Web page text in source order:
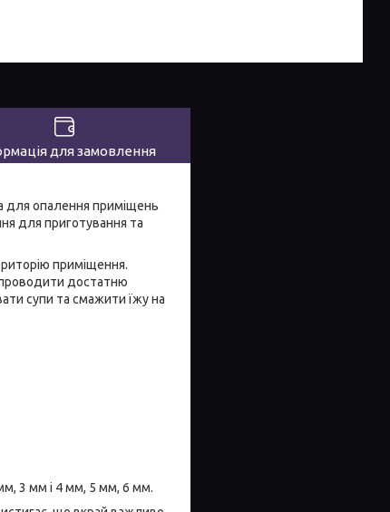
для замовлення
для опалення приміщень
для приготування та
приміщення.
достатню
супи та смажити їжу на
3 мм і 4 мм, 5 мм, 6 мм.